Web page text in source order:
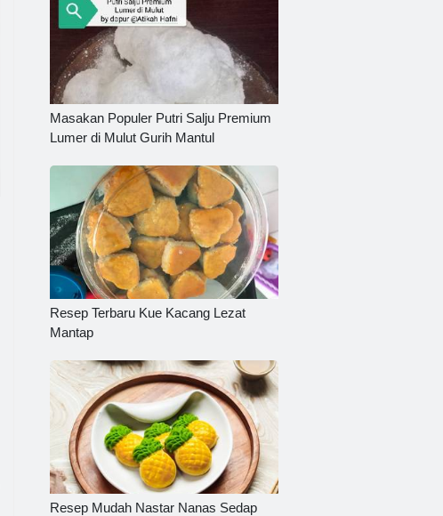
Masakan Populer Putri Salju Premium
Lumer di Mulut Gurih Mantul
Resep Terbaru Kue Kacang Lezat
Mantap
Resep Mudah Nastar Nanas Sedap